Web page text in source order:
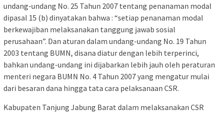
undang-undang No. 25 Tahun 2007 tentang penanaman modal
dipasal 15 (b) dinyatakan bahwa : “setiap penanaman modal
berkewajiban melaksanakan tanggung jawab sosial
perusahaan”. Dan aturan dalam undang-undang No. 19 Tahun
2003 tentang BUMN, disana diatur dengan lebih terperinci,
bahkan undang-undang ini dijabarkan lebih jauh oleh peraturan
menteri negara BUMN No. 4 Tahun 2007 yang mengatur mulai
dari besaran dana hingga tata cara pelaksanaan CSR.
Kabupaten Tanjung Jabung Barat dalam melaksanakan CSR